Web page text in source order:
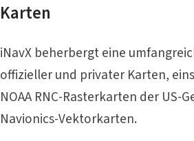
Karten
iNavX beherbergt eine
offizieller und privater Karten,
NOAA RNC-Rasterkarten der US-
Navionics-Vektorkarten.